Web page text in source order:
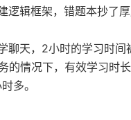
逻辑框架，错题本抄了
聊天，2小时的学习时间
情况下，有效学习时长
多。